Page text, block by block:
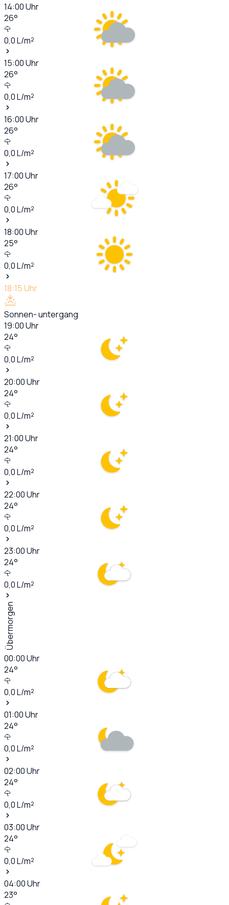
14:00Uhr
26°
0,0L/m²
15:00Uhr
26°
0,0L/m²
16:00Uhr
26°
0,0L/m²
17:00Uhr
26°
0,0L/m²
18:00Uhr
25°
0,0L/m²
18:15Uhr
Sonnen- untergang
19:00Uhr
24°
0,0L/m²
20:00Uhr
24°
0,0L/m²
21:00Uhr
24°
0,0L/m²
22:00Uhr
24°
0,0L/m²
23:00Uhr
24°
0,0L/m²
Übermorgen
00:00Uhr
24°
0,0L/m²
01:00Uhr
24°
0,0L/m²
02:00Uhr
24°
0,0L/m²
03:00Uhr
24°
0,0L/m²
04:00Uhr
23°